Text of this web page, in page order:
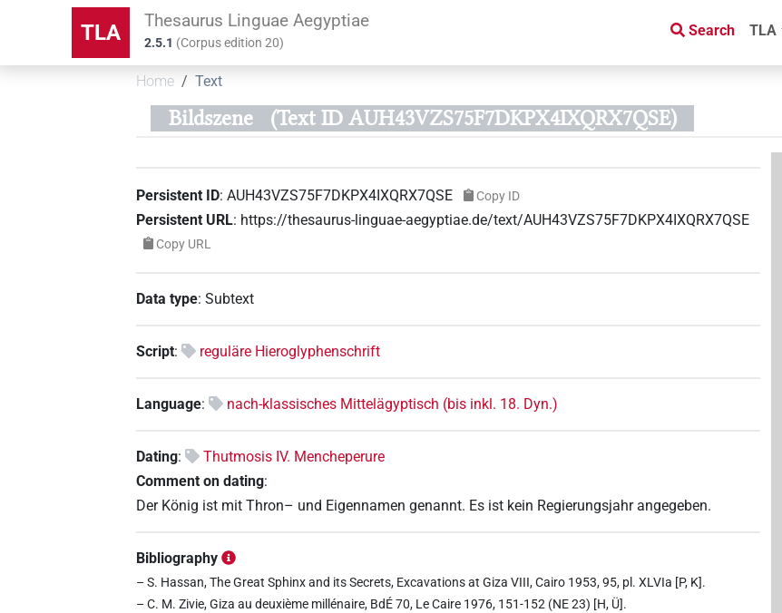
TLA Thesaurus Linguae Aegyptiae
2.5.1 (Corpus edition20)
Search TLA
Home Text
Bildszene (Text ID AUH43VZS75F7DKPX4IXQRX7QSE)
Persistent ID:AUH43VZS75F7DKPX4IXQRX7QSE Copy ID
Persistent URL: https://thesaurus-linguae-aegyptiae.de/text/AUH43VZS75F7DKPX4IXQRX7QSE
Copy URL
Data type:Subtext
Script: reguläre Hieroglyphenschrift
Language: nach-klassisches Mittelägyptisch (bis inkl. 18. Dyn.)
Dating:
Thutmosis IV. Mencheperure
Comment on dating:
Der König ist mit Thron– und Eigennamen genannt. Es ist kein Regierungsjahr angegeben.
Bibliography
– S. Hassan, The Great Sphinx and its Secrets, Excavations at Giza VIII, Cairo 1953, 95, pl. XLVIa [P, K].
– C. M. Zivie, Giza au deuxième millénaire, BdÉ 70, Le Caire 1976, 151-152 (NE 23) [H, Ü].